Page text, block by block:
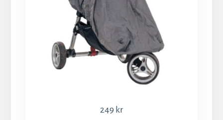
249 kr